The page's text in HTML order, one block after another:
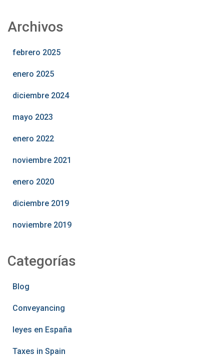
Archivos
febrero 2025
enero 2025
diciembre 2024
mayo 2023
enero 2022
noviembre 2021
enero 2020
diciembre 2019
noviembre 2019
Categorías
Blog
Conveyancing
leyes en España
Taxes in Spain